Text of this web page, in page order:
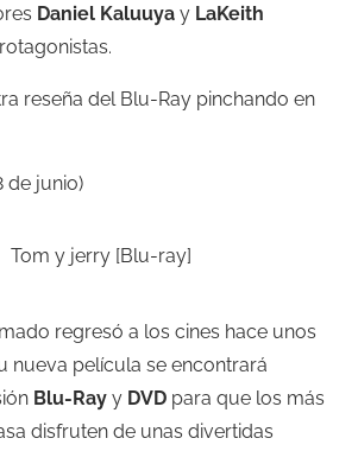
Daniel Kaluuya y LaKeith
reseña del Blu-Ray pinchando en
de junio)
regresó a los cines hace unos
nueva película se encontrará
Blu-Ray y DVD para que los más
disfruten de unas divertidas